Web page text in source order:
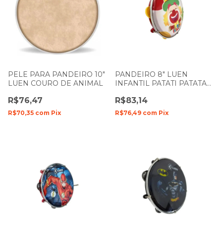
PELE PARA PANDEIRO 10"
LUEN COURO DE ANIMAL
R$76,47
R$70,35 com Pix
PANDEIRO 8" LUEN
INFANTIL PATATI PATATA
R$83,14
R$76,49 com Pix